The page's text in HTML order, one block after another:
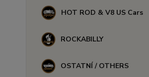
HOT ROD & V8 US Cars
ROCKABILLY
OSTATNÍ / OTHERS